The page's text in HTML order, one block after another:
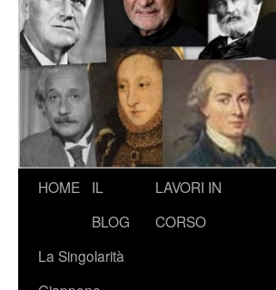
HOME
IL
BLOG
LAVORI IN
CORSO
La Singolarità